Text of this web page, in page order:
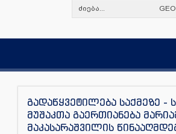
GEO
გადაწყვეტილება საქმეზე -
მუშაკთა გაერთიანება
მაკასარაშვილის